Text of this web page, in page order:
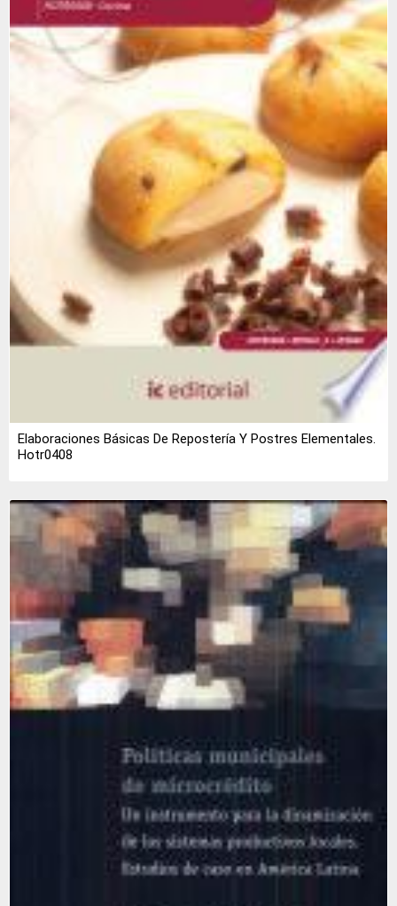
Elaboraciones Básicas De Repostería Y Postres Elementales.
Hotr0408